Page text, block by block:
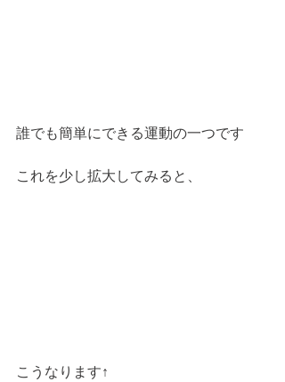
誰でも簡単にできる運動の一つです
これを少し拡大してみると、
こうなります↑